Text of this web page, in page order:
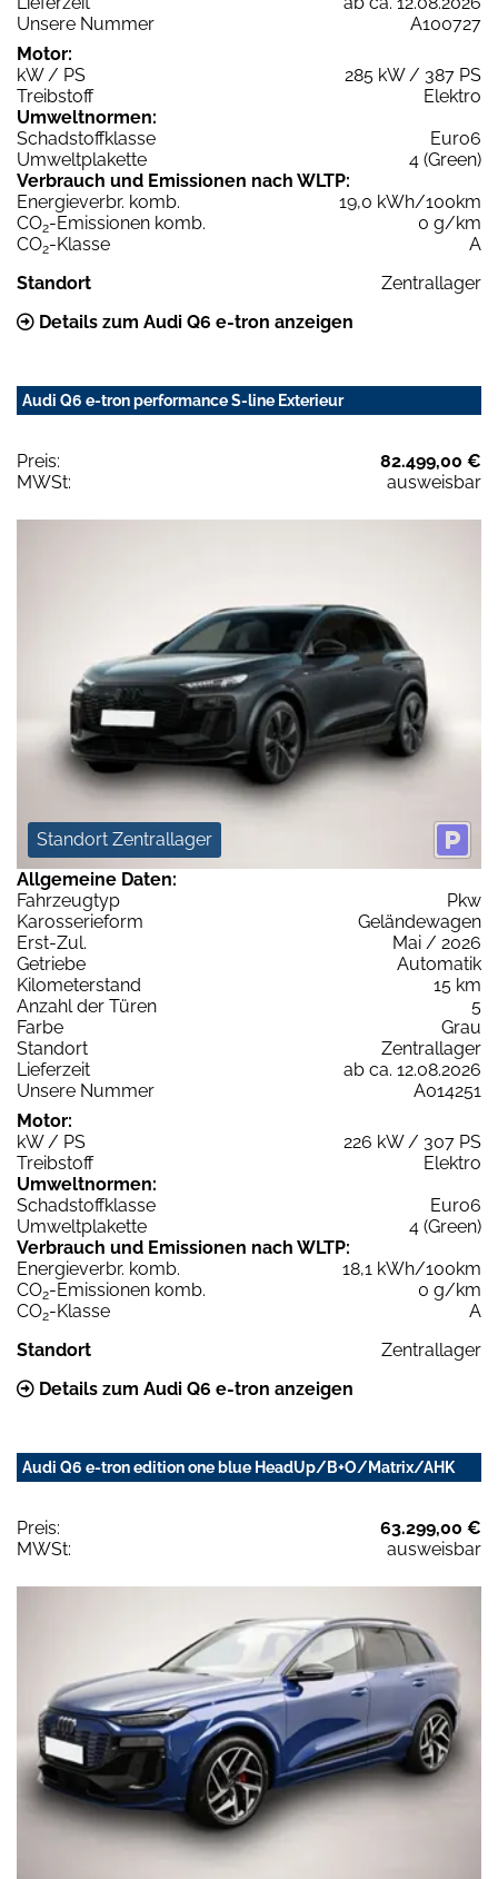
Unsere Nummer
A100727
Motor:
kW / PS
285 kW / 387 PS
Treibstoff
Elektro
Umweltnormen:
Schadstoffklasse
Euro6
Umweltplakette
4 (Green)
Verbrauch und Emissionen nach WLTP:
Energieverbr. komb.
19,0 kWh/100km
CO2-Emissionen komb.
0 g/km
CO2-Klasse
A
Standort
Zentrallager
Details zum Audi Q6 e-tron anzeigen
Audi Q6 e-tron performance S-line Exterieur
Preis:
82.499,00 €
MWSt:
ausweisbar
Standort Zentrallager
Allgemeine Daten:
Fahrzeugtyp
Pkw
Karosserieform
Geländewagen
Erst-Zul.
Mai / 2026
Getriebe
Automatik
Kilometerstand
15 km
Anzahl der Türen
5
Farbe
Grau
Standort
Zentrallager
Lieferzeit
ab ca. 12.08.2026
Unsere Nummer
A014251
Motor:
kW / PS
226 kW / 307 PS
Treibstoff
Elektro
Umweltnormen:
Schadstoffklasse
Euro6
Umweltplakette
4 (Green)
Verbrauch und Emissionen nach WLTP:
Energieverbr. komb.
18,1 kWh/100km
CO2-Emissionen komb.
0 g/km
CO2-Klasse
A
Standort
Zentrallager
Details zum Audi Q6 e-tron anzeigen
Audi Q6 e-tron edition one blue HeadUp/B+O/Matrix/AHK
Preis:
63.299,00 €
MWSt:
ausweisbar